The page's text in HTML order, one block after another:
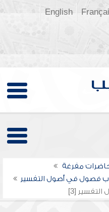
English
مفرغة
فصول في أصول التفسير
[3]